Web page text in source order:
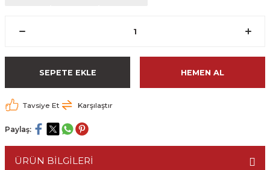
SEPETE EKLE HEMEN AL
Tavsiye Et Karşılaştır
Paylaş:
ÜRÜN BİLGİLERİ